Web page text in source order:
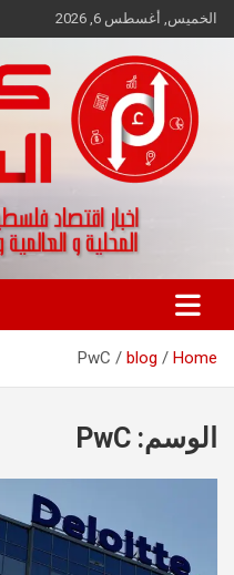
Skip
to
الخميس, أغسطس 6, 2026
كواليس المال
اخبار اقتصاد فلسطين و العالم
Home
blog
PwC
الوسم: PwC